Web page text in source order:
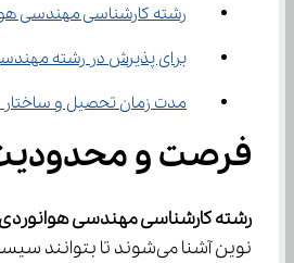
رشته کارشناسی مهندسی هوانوردی
برای پذیرش در رشته
مدت زمان تحصیل و
فرصت ‌و محدودیت رشته کارشناسی مهندسی هوانوردی و مراقبت پرواز
رشته کارشناسی مهندسی هوانوردی
نوین آشنا می‌شوند تا بتوانند سیستم‌های هوانوردی پیچیده را طراحی، توسعه و نگهداری کنند.